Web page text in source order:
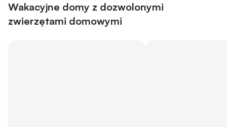
Wakacyjne domy z dozwolonymi
zwierzętami domowymi